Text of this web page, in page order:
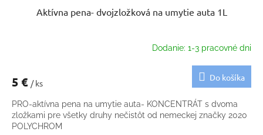
Aktívna pena- dvojzložková na umytie auta 1L
Dodanie: 1-3 pracovné dni
5 € / ks
Do košíka
PRO-aktívna pena na umytie auta- KONCENTRÁT s dvoma
zložkami pre všetky druhy nečistôt od nemeckej značky 2020
POLYCHROM